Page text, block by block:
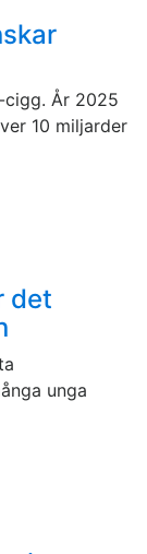
cigg. År 2025
10 miljarder
det
unga